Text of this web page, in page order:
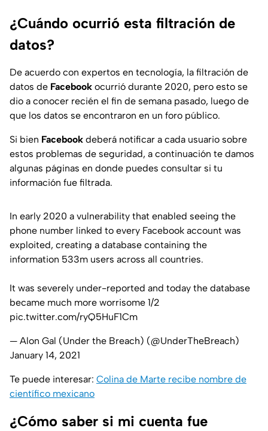
¿Cuándo ocurrió esta filtración de
datos?
De acuerdo con expertos en tecnología, la filtración de
datos de Facebook ocurrió durante 2020, pero esto se
dio a conocer recién el fin de semana pasado, luego de
que los datos se encontraron en un foro público.
Si bien Facebook deberá notificar a cada usuario sobre
estos problemas de seguridad, a continuación te damos
algunas páginas en donde puedes consultar si tu
información fue filtrada.
In early 2020 a vulnerability that enabled seeing the
phone number linked to every Facebook account was
exploited, creating a database containing the
information 533m users across all countries.
It was severely under-reported and today the database
became much more worrisome 1/2
pic.twitter.com/ryQ5HuF1Cm
— Alon Gal (Under the Breach) (@UnderTheBreach)
January 14, 2021
Te puede interesar: Colina de Marte recibe nombre de
científico mexicano
¿Cómo saber si mi cuenta fue